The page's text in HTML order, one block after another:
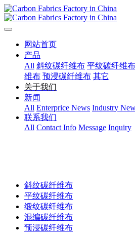
网站首页
产品
All 斜纹碳纤维布 平纹碳纤维布
维布 预浸碳纤维布 其它
关于我们
新闻
All Enterprice News Industry
联系我们
All Contact Info Message Inquiry
斜纹碳纤维布
平纹碳纤维布
缎纹碳纤维布
混编碳纤维布
预浸碳纤维布